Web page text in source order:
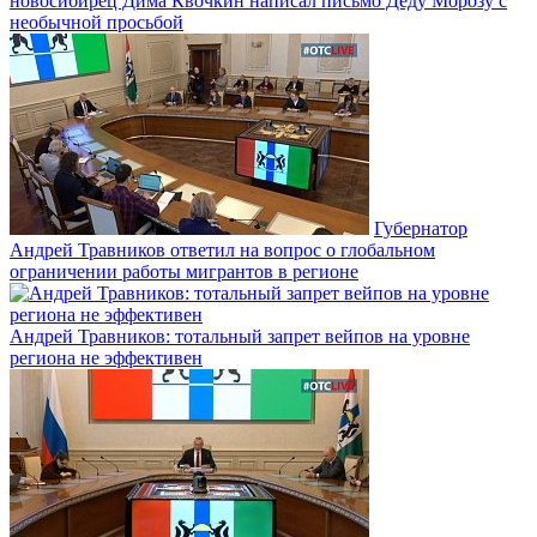
необычной просьбой
Губернатор
Андрей Травников ответил на вопрос о глобальном
ограничении работы мигрантов в регионе
Андрей Травников: тотальный запрет вейпов на уровне
региона не эффективен